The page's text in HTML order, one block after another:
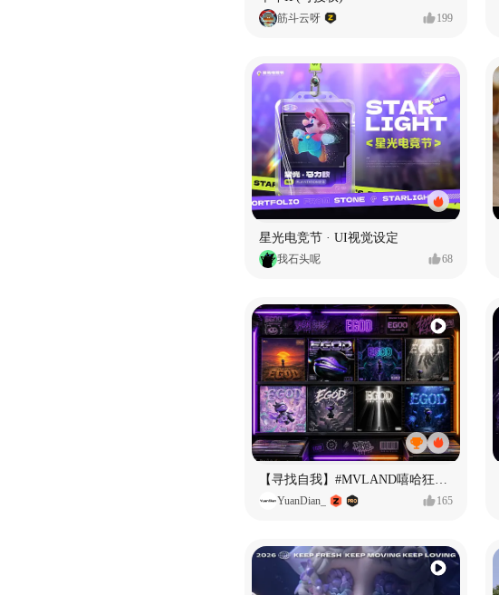
筋斗云呀 199
星光电竞节 · UI视觉设定
我石头呢 68
YuanDian_ 165